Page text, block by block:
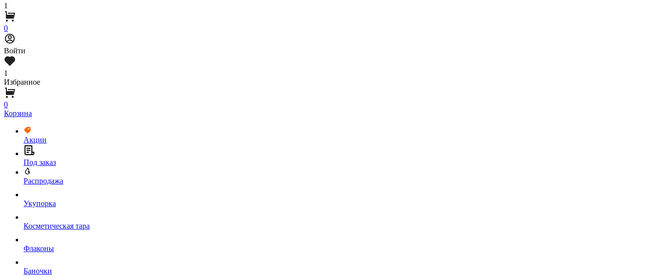
1
0
Войти
1
Избранное
0
Корзина
Акции
Под заказ
Распродажа
Укупорка
Косметическая тара
Флаконы
Баночки